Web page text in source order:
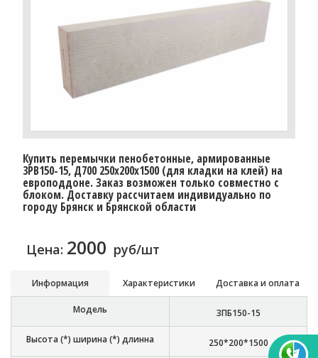
Купить перемычки пенобетонные, армированные
3PB150-15, Д700 250х200х1500 (для кладки на клей) на
европоддоне. Заказ возможен только совместно с
блоком. Доставку расcчитаем индивидуально по
городу Брянск и Брянской области
Цена: 2000 руб/шт
Информация Характеристики Доставка и оплата
Модель 3ПБ150-15
Высота (*) ширина (*) длинна 250*200*1500